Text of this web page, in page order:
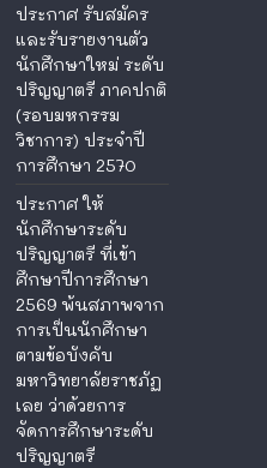
ประกาศ รับสมัคร
และรับรายงานตัว
นักศึกษาใหม่ ระดับ
ปริญญาตรี ภาคปกติ
(รอบมหกรรม
วิชาการ) ประจำปี
การศึกษา 2570
ประกาศ ให้
นักศึกษาระดับ
ปริญญาตรี ที่เข้า
ศึกษาปีการศึกษา
2569 พ้นสภาพจาก
การเป็นนักศึกษา
ตามข้อบังคับ
มหาวิทยาลัยราชภัฏ
เลย ว่าด้วยการ
จัดการศึกษาระดับ
ปริญญาตรี